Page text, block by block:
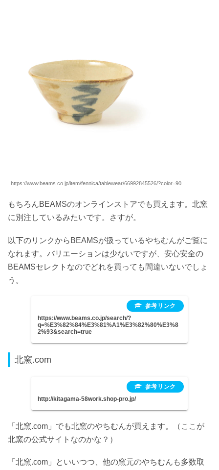
https://www.beams.co.jp/item/fennica/tablewear/66992845526/?color=90
もちろんBEAMSのオンラインストアでも買えます。北窯
に別注しているみたいです。さすが。
以下のリンクからBEAMSが扱っているやちむんがご覧に
なれます。バリエーションは少ないですが、安心安全の
BEAMSセレクトなのでどれを買っても間違いないでしょ
う。
https://www.beams.co.jp/search/?
q=%E3%82%84%E3%81%A1%E3%82%80%E3%8
2%93&search=true
北窯.com
http://kitagama-58work.shop-pro.jp/
「北窯.com」でも北窯のやちむんが買えます。（ここが
北窯の公式サイトなのかな？）
「北窯.com」といいつつ、他の窯元のやちむんも多数取